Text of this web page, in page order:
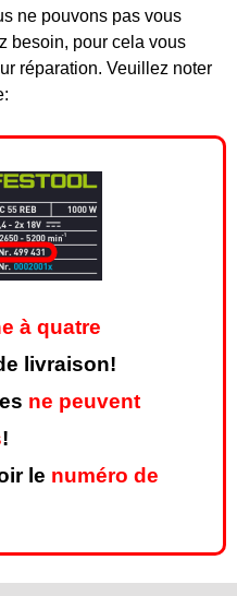
ne pouvons pas vous
besoin, pour cela vous
réparation. Veuillez noter
à quatre
livraison!
ne peuvent
!
le numéro de